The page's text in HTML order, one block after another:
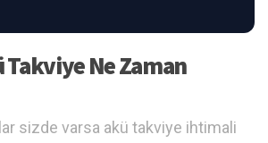
Takviye Ne Zaman
sizde varsa akü takviye ihtimali